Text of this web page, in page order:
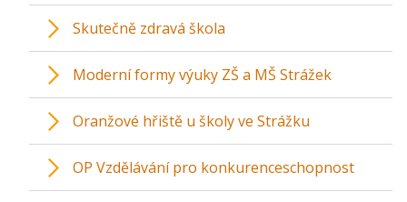
Skutečně zdravá škola
Moderní formy výuky ZŠ a MŠ Strážek
Oranžové hřiště u školy ve Strážku
OP Vzdělávání pro konkurenceschopnost